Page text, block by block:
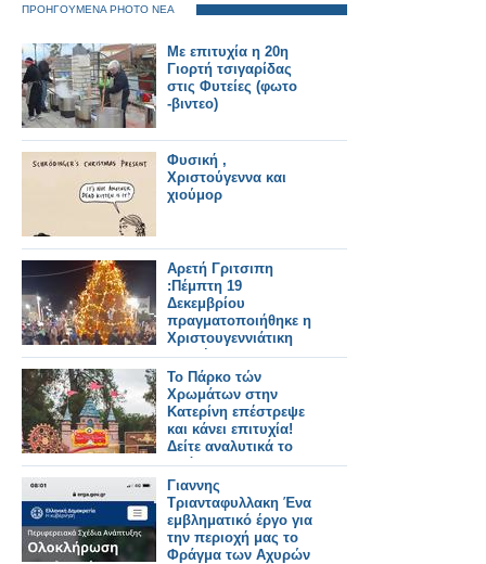
ΠΡΟΗΓΟΥΜΕΝΑ PHOTO ΝΕΑ
Με επιτυχία η 20η
Γιορτή τσιγαρίδας
στις Φυτείες (φωτο
-βιντεο)
Φυσική ,
Χριστούγεννα και
χιούμορ
Αρετή Γριτσιπη
:Πέμπτη 19
Δεκεμβρίου
πραγματοποιήθηκε η
Χριστουγεννιάτικη
Εορτή και η
φωταγώγηση του
Χριστουγεννιάτικου
Δέντρου στον
Αστακό.
Το Πάρκο τών
Χρωμάτων στην
Κατερίνη επέστρεψε
και κάνει επιτυχία!
Δείτε αναλυτικά το
πρόγραμμα
εκδηλώσεων
Γιαννης
Τριανταφυλλακη Ένα
εμβληματικό έργο για
την περιοχή μας το
Φράγμα των Αχυρών